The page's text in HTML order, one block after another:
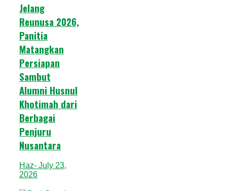
Jelang
Reunusa 2026,
Panitia
Matangkan
Persiapan
Sambut
Alumni Husnul
Khotimah dari
Berbagai
Penjuru
Nusantara
Haz- July 23,
2026